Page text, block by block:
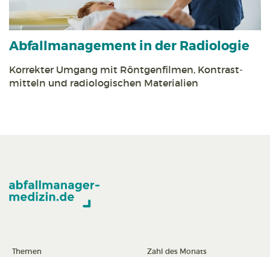
Abfall­management in der Radiologie
Korrekter Umgang mit Röntgen­filmen, Kontrast­
mitteln und radiologischen Materialien
Themen
Zahl des Monats